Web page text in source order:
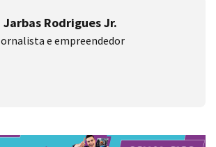
Jarbas Rodrigues Jr.
e empreendedor